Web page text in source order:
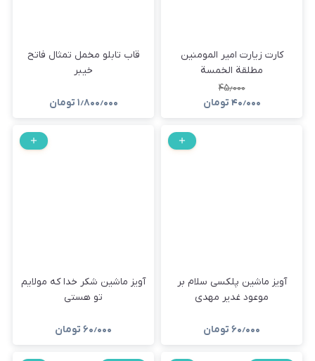
کارت زیارت امیر المومنین
مطلقة الخمسة
۴۵٫۰۰۰
۴۰٫۰۰۰ تومان
قاب تابلو مخمل تمثال فاتح
خیبر
۱٫۸۰۰٫۰۰۰ تومان
آویز ماشین پلکسی سلام بر
موعود غدیر مهدی
۶۰٫۰۰۰ تومان
آویز ماشین شکر خدا که مولایم
تو هستی
۶۰٫۰۰۰ تومان